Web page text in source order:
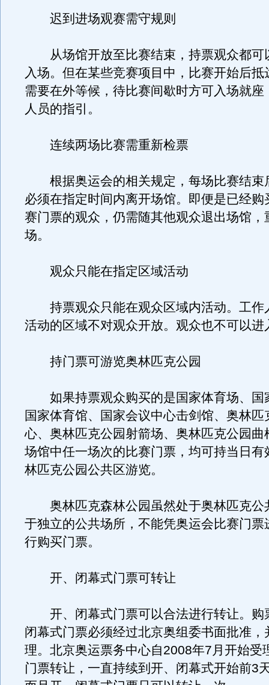
迟到进场观赛需守规则
从场馆开放至比赛结束，持票观众都可
入场。但在某些竞赛项目中，比赛开始后抵
需要在外等候，待比赛间歇时方可入场就座
人员的指引。
连续两场比赛需重新检票
根据奥运会的相关规定，每场比赛结束
必须在指定时间内离开场馆。即便是已经购
赛门票的观众，仍需随其他观众退出场馆，
场。
观众只能在指定区域活动
持票观众只能在观众区域内活动。工作
活动的区域不对观众开放。观众也不可以进
持门票可游览奥林匹克公园
如果持票观众购买的是国家体育场、国
国家体育馆、国家会议中心击剑馆、奥林匹
心、奥林匹克公园射箭场、奥林匹克公园曲
场馆中任一场次的比赛门票，均可持当日有
林匹克公园公共区游览。
奥林匹克森林公园虽然处于奥林匹克公
于独立的公共场所，不能凭奥运会比赛门票
行购买门票。
开、闭幕式门票可转让
开、闭幕式门票可以合法进行转让。购
闭幕式门票必须经过北京奥组委书面批准，
理。北京奥运票务中心自2008年7月开始受
门票转让，一直持续到开、闭幕式开始前3